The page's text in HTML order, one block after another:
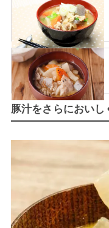
豚汁をさらにおい